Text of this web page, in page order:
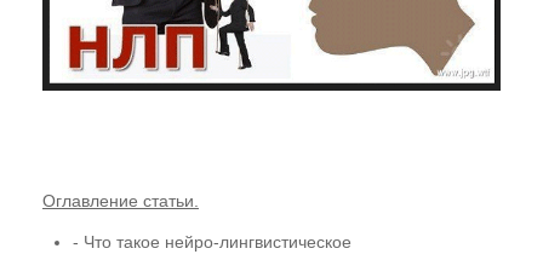
Видео-Архив НИЦ "ЭНИО"
Прочитать
Случаи из практики
Оглавление статьи.
- Что такое нейро-лингвистическое